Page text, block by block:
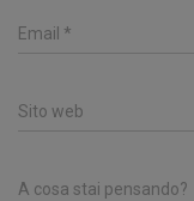
Email *
Sito web
A cosa stai pensando?